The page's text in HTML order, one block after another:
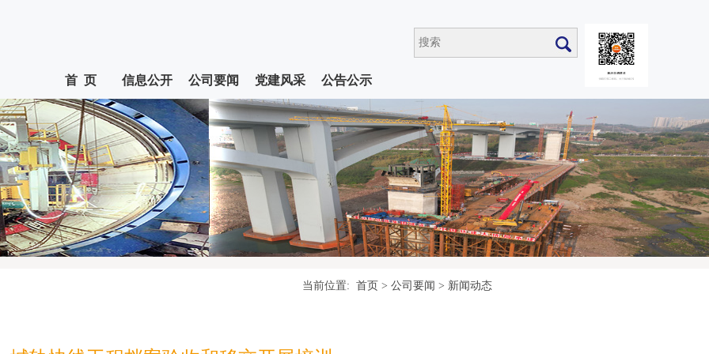
首 页 信息公开 公司要闻 党建风采 公告公示
当前位置: 首页 > 公司要闻 > 新闻动态